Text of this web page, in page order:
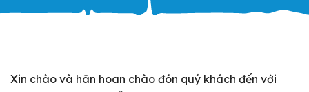
Xin chào và hân hoan chào đón quý khách đến với